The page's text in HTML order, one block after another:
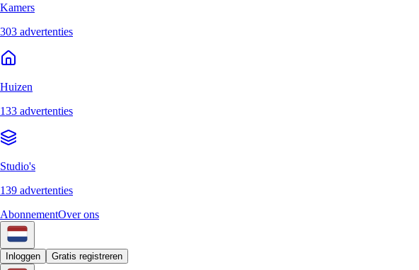
Kamers
303 advertenties
Huizen
133 advertenties
Studio's
139 advertenties
AbonnementOver ons
Inloggen Gratis registreren